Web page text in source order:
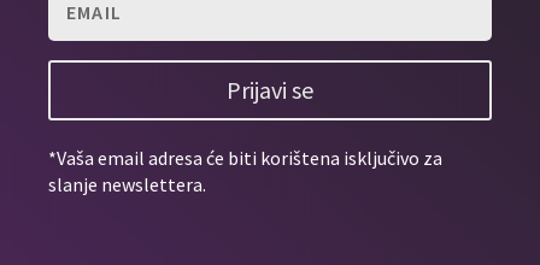
Prijavi se
*Vaša email adresa će biti korištena isključivo za
slanje newslettera.